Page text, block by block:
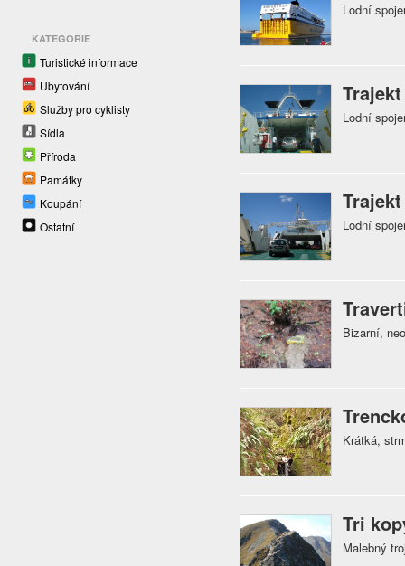
KATEGORIE
Turistické informace
Ubytování
Služby pro cyklisty
Sídla
Příroda
Památky
Koupání
Ostatní
Lodní
Lodní
Lodní
Bizarní,
Krátká,
Tri
Malebný